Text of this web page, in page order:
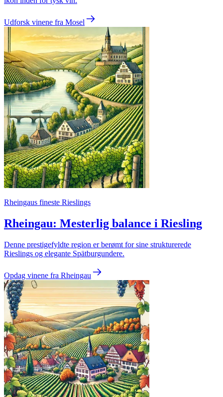
Udforsk vinene fra Mosel
Rheingaus fineste Rieslings
Rheingau: Mesterlig balance i Riesling
Denne prestigefyldte region er berømt for sine strukturerede
Rieslings og elegante Spätburgundere.
Opdag vinene fra Rheingau